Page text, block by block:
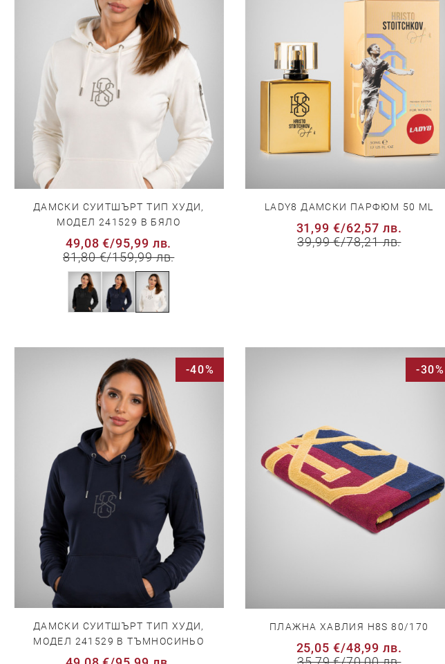
ДАМСКИ СУИТШЪРТ ТИП ХУДИ,
МОДЕЛ 241529 В БЯЛО
49,08 €/95,99 лв.
81,80 €/159,99 лв.
LADY8 ДАМСКИ ПАРФЮМ 50 ML
31,99 €/62,57 лв.
39,99 €/78,21 лв.
-40%
ДАМСКИ СУИТШЪРТ ТИП ХУДИ,
МОДЕЛ 241529 В ТЪМНОСИНЬО
-30%
ПЛАЖНА ХАВЛИЯ H8S 80/170
25,05 €/48,99 лв.